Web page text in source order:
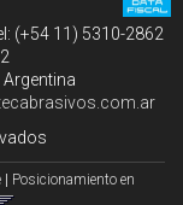
(+54 11) 5310-2862
Posicionamiento en